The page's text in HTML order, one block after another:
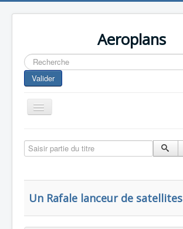
Aeroplans
Rechercher
Valider
Toggle
Navigation
Aviation Commerciale
Aviation Militaire
Europespace
Saisir partie du titre
Un Rafale lanceur de satellites